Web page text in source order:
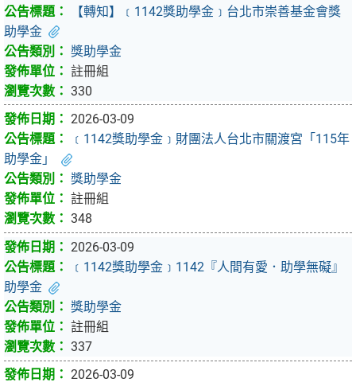
【轉知】﹝1142獎助學金﹞台北市崇善基金會獎
助學金
獎助學金
註冊組
330
2026-03-09
﹝1142獎助學金﹞財團法人台北市關渡宮「115年
助學金」
獎助學金
註冊組
348
2026-03-09
﹝1142獎助學金﹞1142『人間有愛．助學無礙』
助學金
獎助學金
註冊組
337
2026-03-09